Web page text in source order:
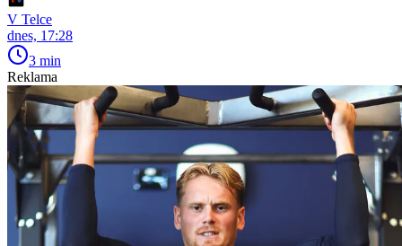
V Telce
dnes, 17:28
3 min
Reklama